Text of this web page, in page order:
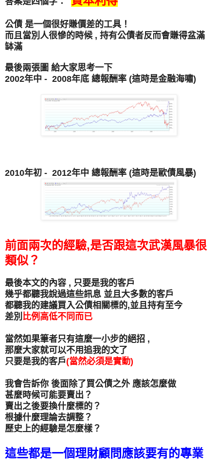
公債 是一個很好賺價差的工具！
而且當別人很慘的時候 , 持有公債者反而會賺得盆滿
缽滿
最後兩張圖 給大家思考一下
2002年中 - 2008年底 總報酬率 (這時是金融海嘯)
2010年初 - 2012年中 總報酬率 (這時是歐債風暴)
前面兩次的經驗,是否跟這次武漢風暴很
類似？
最後本文的內容 , 只要是我的客戶
幾乎都聽我說過這些訊息 並且大多數的客戶
都聽我的建議買入公債相關標的,並且持有至今
差別 比例高低不同而已
當然如果筆者只有這麼一小步的絕招 ,
那麼大家就可以不用追我的文了
只要是我的客戶(當然必須是實動)
我會告訴你 後面除了買公債之外 應該怎麼做
甚麼時候可能要賣出？
賣出之後要換什麼標的？
根據什麼理論去調整？
歷史上的經驗是怎麼樣？
這些都是一個理財顧問應該要有的專業